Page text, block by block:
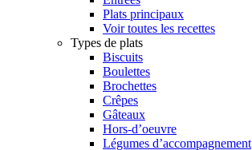
Plats principaux
Voir toutes les recettes
Types de plats
Biscuits
Boulettes
Brochettes
Crêpes
Gâteaux
Hors-d’oeuvre
Légumes d’accompagnement